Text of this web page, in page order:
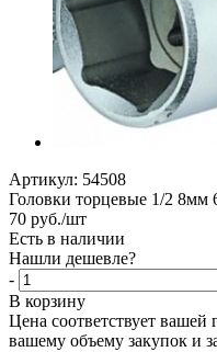
Артикул: 54508
Головки торцевые 1/2
70 руб./шт
Есть в наличии
Нашли дешевле?
-
В корзину
Цена соответствует вашей
вашему объему закупок и